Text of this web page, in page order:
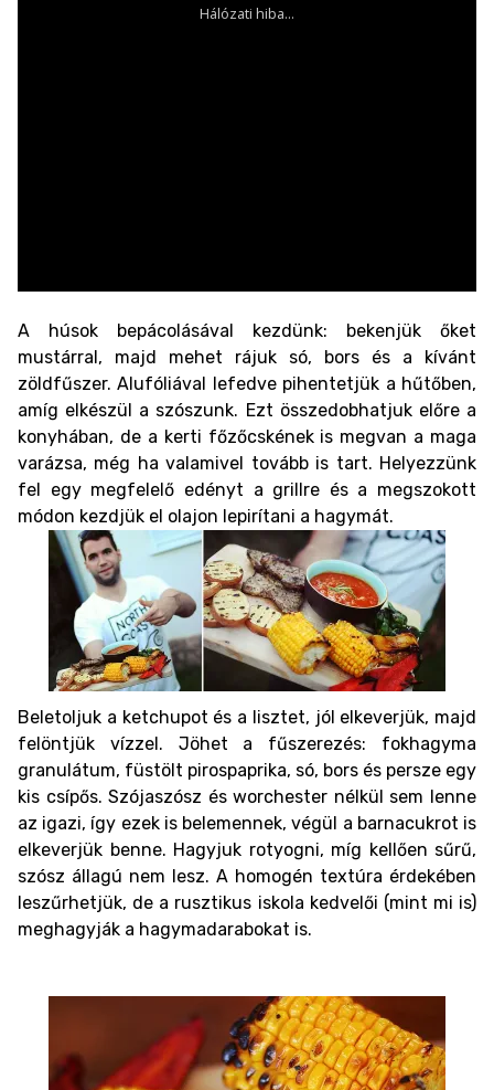
A húsok bepácolásával kezdünk: bekenjük őket
mustárral, majd mehet rájuk só, bors és a kívánt
zöldfűszer. Alufóliával lefedve pihentetjük a hűtőben,
amíg elkészül a szószunk. Ezt összedobhatjuk előre a
konyhában, de a kerti főzőcskének is megvan a maga
varázsa, még ha valamivel tovább is tart. Helyezzünk
fel egy megfelelő edényt a grillre és a megszokott
módon kezdjük el olajon lepirítani a hagymát.
Beletoljuk a ketchupot és a lisztet, jól elkeverjük, majd
felöntjük vízzel. Jöhet a fűszerezés: fokhagyma
granulátum, füstölt pirospaprika, só, bors és persze egy
kis csípős. Szójaszósz és worchester nélkül sem lenne
az igazi, így ezek is belemennek, végül a barnacukrot is
elkeverjük benne. Hagyjuk rotyogni, míg kellően sűrű,
szósz állagú nem lesz. A homogén textúra érdekében
leszűrhetjük, de a rusztikus iskola kedvelői (mint mi is)
meghagyják a hagymadarabokat is.